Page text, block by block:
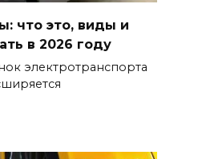
что это, виды и
в 2026 году
электротранспорта